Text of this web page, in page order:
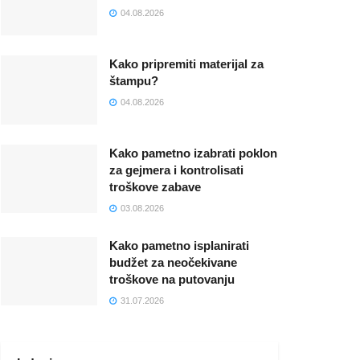
04.08.2026
Kako pripremiti materijal za
štampu?
04.08.2026
Kako pametno izabrati poklon
za gejmera i kontrolisati
troškove zabave
03.08.2026
Kako pametno isplanirati
budžet za neočekivane
troškove na putovanju
31.07.2026